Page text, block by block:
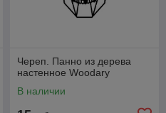
Череп. Панно из дерева
настенное Woodary
В наличии